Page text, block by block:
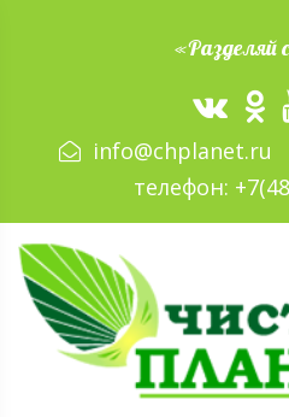
«Разделяй
info@chplanet.ru
телефон: